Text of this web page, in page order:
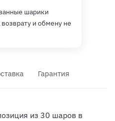
шарики
и обмену не
Гарантия
из 30 шаров в